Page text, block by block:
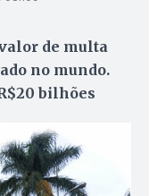
de multa
no mundo.
bilhões